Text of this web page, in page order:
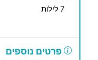
7 לילות
פרטים נוספים